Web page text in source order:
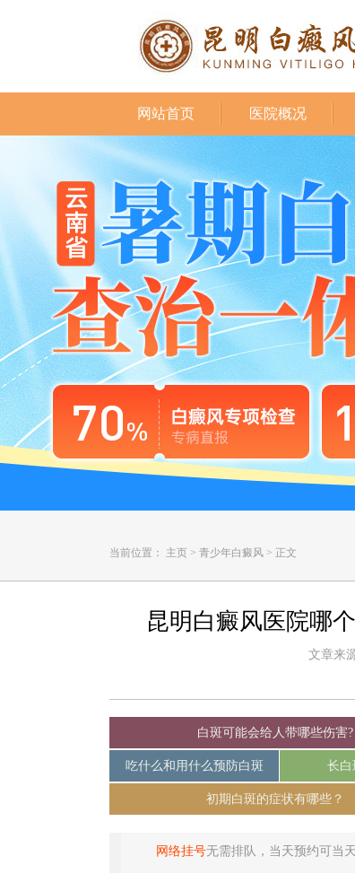
网站首页 医院概况
当前位置： 主页 > 青少年白癜风 > 正文
昆明白癜风医院哪
文章来
白斑可能会给人带哪些伤害?
吃什么和用什么预防白斑 长白
初期白斑的症状有哪些？
网络挂号无需排队，当天预约可当